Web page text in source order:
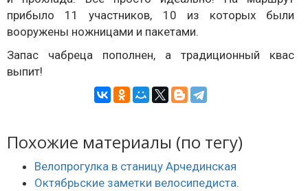
прибыло 11 участников, 10 из которых были
вооружены ножницами и пакетами.
Запас чабреца пополнен, а традиционный квас
выпит!
Похожие материалы (по тегу)
Велопрогулка в станицу Арчединская
Октябрьские заметки велосипедиста.